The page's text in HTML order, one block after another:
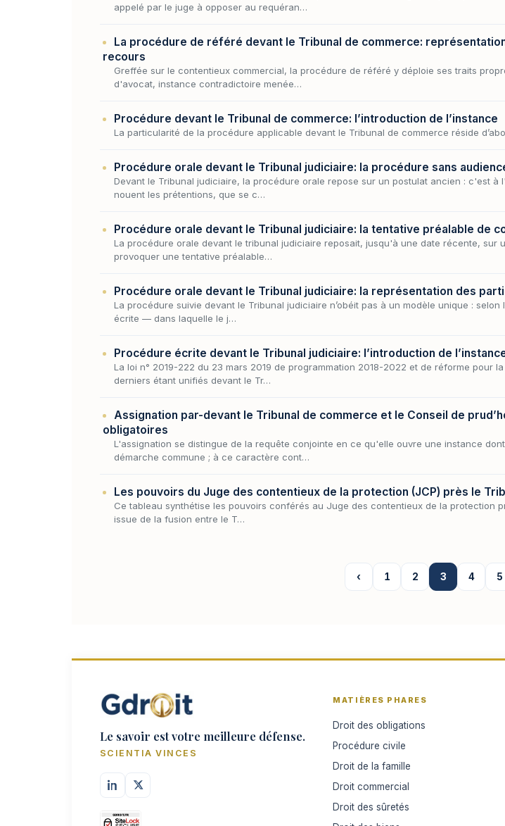
appelé par le juge à opposer au requéran…
La procédure de référé devant le Tribunal de commerce:
recours
Greffée sur le contentieux commercial, la procédure de référé y déploie ses traits
d'avocat, instance contradictoire menée…
Procédure devant le Tribunal de commerce: l’introduction de l’instance
La particularité de la procédure applicable devant le Tribunal de commerce réside
Procédure orale devant le Tribunal judiciaire: la procédure sans
Devant le Tribunal judiciaire, la procédure orale repose sur un postulat ancien : c'est
nouent les prétentions, que se c…
Procédure orale devant le Tribunal judiciaire: la tentative préalable de
La procédure orale devant le tribunal judiciaire reposait, jusqu'à une date récente, sur
provoquer une tentative préalable…
Procédure orale devant le Tribunal judiciaire: la représentation des
La procédure suivie devant le Tribunal judiciaire n’obéit pas à un modèle unique :
écrite — dans laquelle le j…
Procédure écrite devant le Tribunal judiciaire: l’introduction de
La loi n° 2019-222 du 23 mars 2019 de programmation 2018-2022 et de réforme pour
derniers étant unifiés devant le Tr…
Assignation par-devant le Tribunal de commerce et le Conseil de
obligatoires
L'assignation se distingue de la requête conjointe en ce qu'elle ouvre une instance
démarche commune ; à ce caractère cont…
Les pouvoirs du Juge des contentieux de la protection (JCP) près le
Ce tableau synthétise les pouvoirs conférés au Juge des contentieux de la protection
issue de la fusion entre le T…
‹ 1 2 3 4 5
Le savoir est votre meilleure défense.
SCIENTIA VINCES
MATIÈRES PHARES
Droit des obligations
Procédure civile
Droit de la famille
Droit commercial
Droit des sûretés